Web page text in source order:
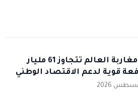
تحويلات مغاربة العالم تتجاوز 61 مليار
قوية لدعم الاقتصاد الوطني